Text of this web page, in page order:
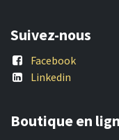
Suivez-nous
Facebook
Linkedin
Boutique en